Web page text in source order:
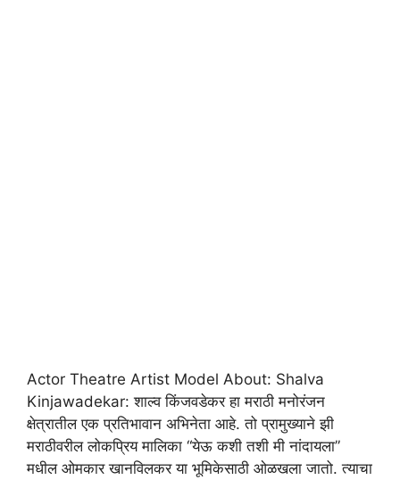
Actor Theatre Artist Model About: Shalva
Kinjawadekar: शाल्व किंजवडेकर हा मराठी मनोरंजन
क्षेत्रातील एक प्रतिभावान अभिनेता आहे. तो प्रामुख्याने झी
मराठीवरील लोकप्रिय मालिका “येऊ कशी तशी मी नांदायला”
मधील ओमकार खानविलकर या भूमिकेसाठी ओळखला जातो. त्याचा